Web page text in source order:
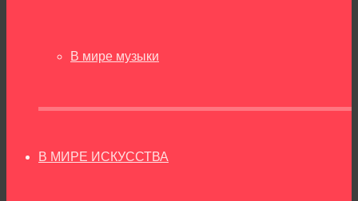
В мире музыки
В МИРЕ ИСКУССТВА